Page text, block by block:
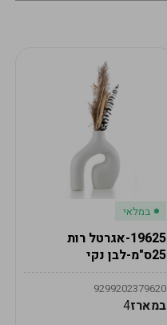
במלאי
19625-אגרטל רות
25ס"מ-לבן נקי
9299202379620
במארז4